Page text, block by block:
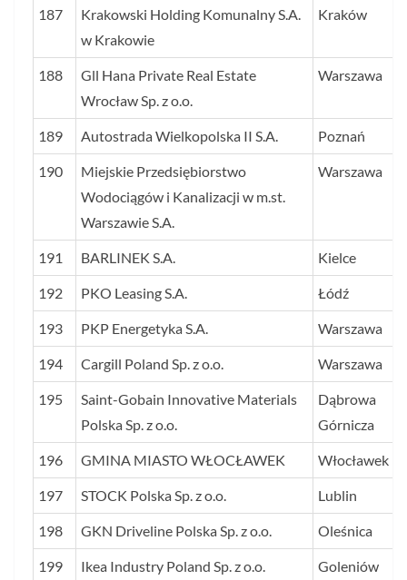
187
Krakowski Holding Komunalny S.A.
w Krakowie
Kraków
188
Gll Hana Private Real Estate
Wrocław Sp. z o.o.
Warszawa
189 Autostrada Wielkopolska II S.A. Poznań
190
Miejskie Przedsiębiorstwo
Wodociągów i Kanalizacji w m.st.
Warszawie S.A.
Warszawa
191 BARLINEK S.A. Kielce
192 PKO Leasing S.A. Łódź
193 PKP Energetyka S.A. Warszawa
194 Cargill Poland Sp. z o.o. Warszawa
195
Saint-Gobain Innovative Materials
Polska Sp. z o.o.
Dąbrowa
Górnicza
196 GMINA MIASTO WŁOCŁAWEK Włocławek
197 STOCK Polska Sp. z o.o. Lublin
198 GKN Driveline Polska Sp. z o.o. Oleśnica
199 Ikea Industry Poland Sp. z o.o. Goleniów